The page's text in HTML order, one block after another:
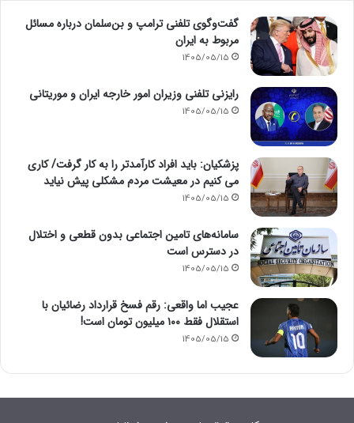
گفت‌وگوی تلفنی ترامپ و بن‌سلمان درباره مسائل
1405/05/15
پزشکیان: باید افراد کارآمدتر را به کار گرفت/ کاری
1405/05/15
سامانه‌های تامین اجتماعی بدون قطعی و اختلال
1405/05/15
عجیب اما واقعی: رقم فسخ قرارداد رضائیان با